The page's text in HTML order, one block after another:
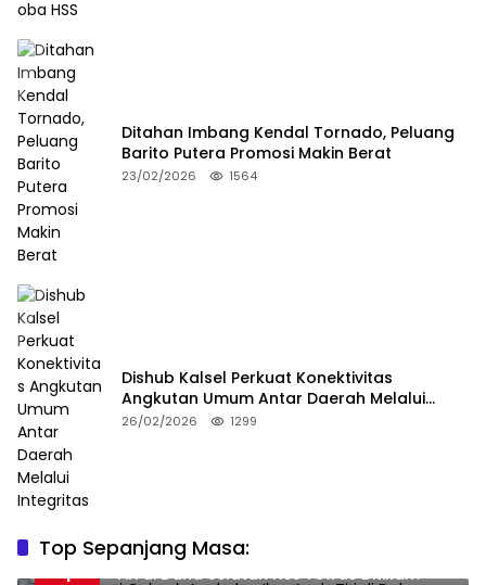
Ditahan Imbang Kendal Tornado, Peluang
Barito Putera Promosi Makin Berat
23/02/2026 1564
Dishub Kalsel Perkuat Konektivitas
Angkutan Umum Antar Daerah Melalui
Integritas
26/02/2026 1299
Top Sepanjang Masa:
1
Niat Melerai Cekcok Anak dan Ibu, Ayah
Tiri di Daha Selatan HSS Tewas Ditikam